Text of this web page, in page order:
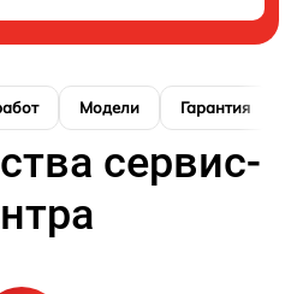
Модели Гарантия
сервис-